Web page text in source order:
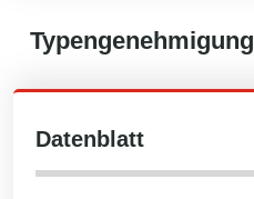
Typengenehmigung
Datenblatt